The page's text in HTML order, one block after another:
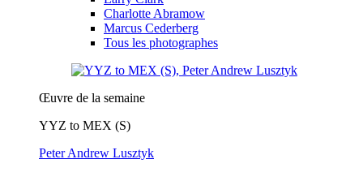
Charlotte Abramow
Marcus Cederberg
Tous les photographes
Œuvre de la semaine
YYZ to MEX (S)
Peter Andrew Lusztyk